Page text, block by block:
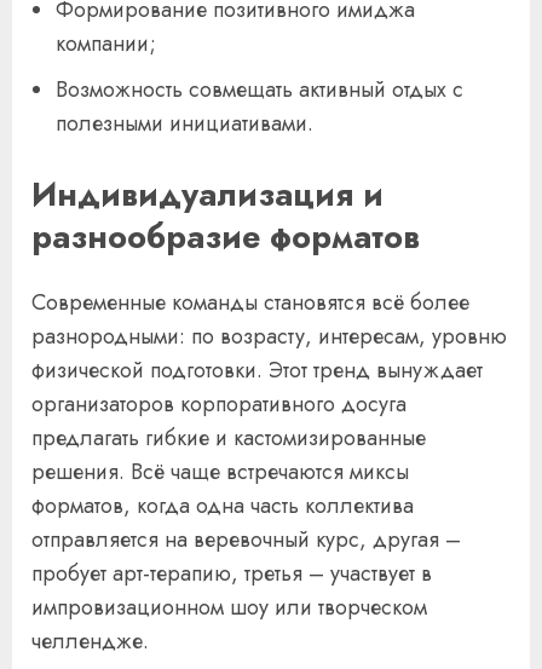
Формирование позитивного имиджа
компании;
Возможность совмещать активный отдых с
полезными инициативами.
Индивидуализация и
разнообразие форматов
Современные команды становятся всё более
разнородными: по возрасту, интересам, уровню
физической подготовки. Этот тренд вынуждает
организаторов корпоративного досуга
предлагать гибкие и кастомизированные
решения. Всё чаще встречаются миксы
форматов, когда одна часть коллектива
отправляется на веревочный курс, другая –
пробует арт-терапию, третья – участвует в
импровизационном шоу или творческом
челлендже.